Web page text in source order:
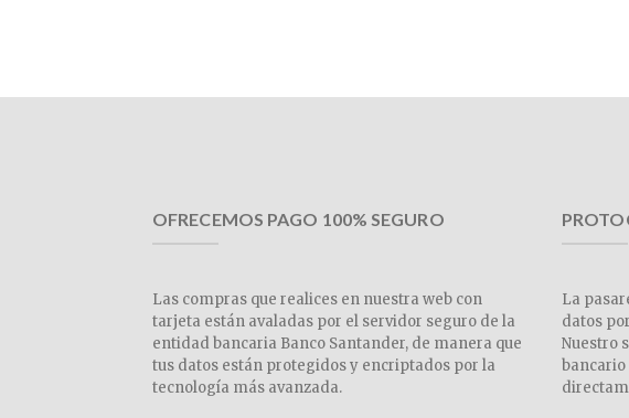
OFRECEMOS PAGO 100% SEGURO
Las compras que realices en nuestra web con
tarjeta están avaladas por el servidor seguro de la
entidad bancaria Banco Santander, de manera que
tus datos están protegidos y encriptados por la
tecnología más avanzada.
La
datos
Nuestro
bancario